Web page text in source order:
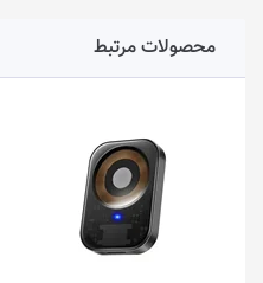
محصولات مرتبط